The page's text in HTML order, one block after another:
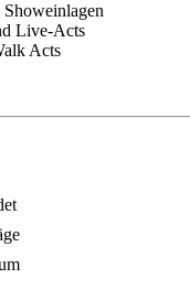
Live-Acts
Acts